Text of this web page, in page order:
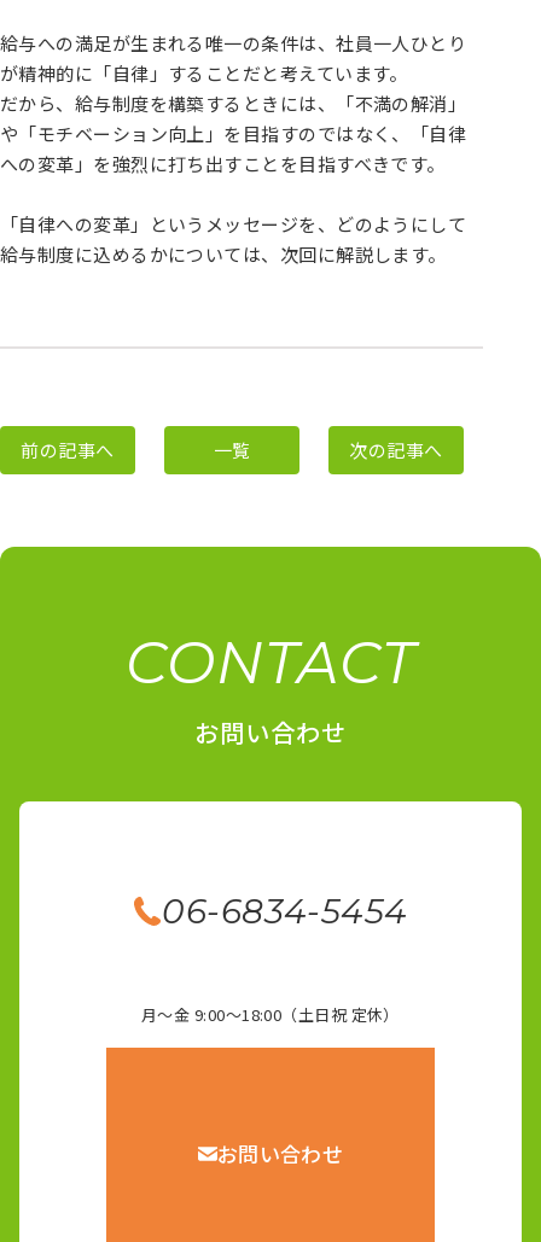
給与への満足が生まれる唯一の条件は、社員一人ひとり
が精神的に「自律」することだと考えています。
だから、給与制度を構築するときには、「不満の解消」
や「モチベーション向上」を目指すのではなく、「自律
への変革」を強烈に打ち出すことを目指すべきです。
「自律への変革」というメッセージを、どのようにして
給与制度に込めるかについては、次回に解説します。
前の記事へ 一覧 次の記事へ
CONTACT
お問い合わせ
06-6834-5454
月～金 9:00～18:00（土日祝 定休）
お問い合わせ